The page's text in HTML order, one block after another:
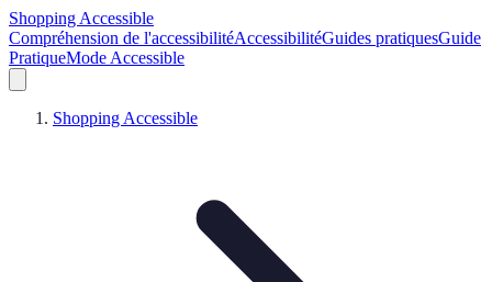
Shopping Accessible
Compréhension de l'accessibilitéAccessibilitéGuides pratiquesGuide
PratiqueMode Accessible
Shopping Accessible